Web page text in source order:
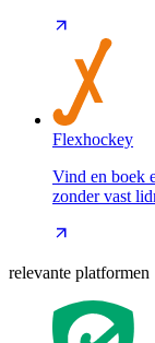
Flexhockey
Vind en boek
zonder vast
relevante platformen